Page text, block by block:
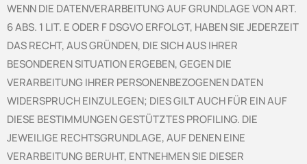
WENN DIE DATENVERARBEITUNG AUF GRUNDLAGE VON ART.
6 ABS. 1 LIT. E ODER F DSGVO ERFOLGT, HABEN SIE JEDERZEIT
DAS RECHT, AUS GRÜNDEN, DIE SICH AUS IHRER
BESONDEREN SITUATION ERGEBEN, GEGEN DIE
VERARBEITUNG IHRER PERSONENBEZOGENEN DATEN
WIDERSPRUCH EINZULEGEN; DIES GILT AUCH FÜR EIN AUF
DIESE BESTIMMUNGEN GESTÜTZTES PROFILING. DIE
JEWEILIGE RECHTSGRUNDLAGE, AUF DENEN EINE
VERARBEITUNG BERUHT, ENTNEHMEN SIE DIESER